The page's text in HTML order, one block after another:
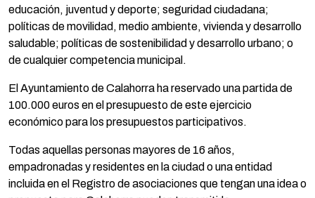
educación, juventud y deporte; seguridad ciudadana;
políticas de movilidad, medio ambiente, vivienda y desarrollo
saludable; políticas de sostenibilidad y desarrollo urbano; o
de cualquier competencia municipal.
El Ayuntamiento de Calahorra ha reservado una partida de
100.000 euros en el presupuesto de este ejercicio
económico para los presupuestos participativos.
Todas aquellas personas mayores de 16 años,
empadronadas y residentes en la ciudad o una entidad
incluida en el Registro de asociaciones que tengan una idea o